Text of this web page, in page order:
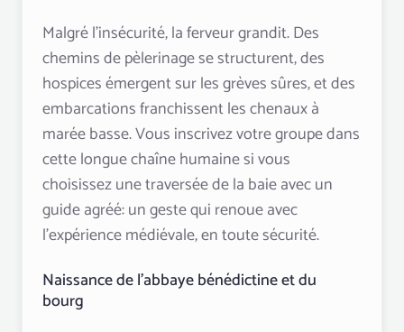
Malgré l’insécurité, la ferveur grandit. Des
chemins de pèlerinage se structurent, des
hospices émergent sur les grèves sûres, et des
embarcations franchissent les chenaux à
marée basse. Vous inscrivez votre groupe dans
cette longue chaîne humaine si vous
choisissez une traversée de la baie avec un
guide agréé: un geste qui renoue avec
l’expérience médiévale, en toute sécurité.
Naissance de l’abbaye bénédictine et du
bourg